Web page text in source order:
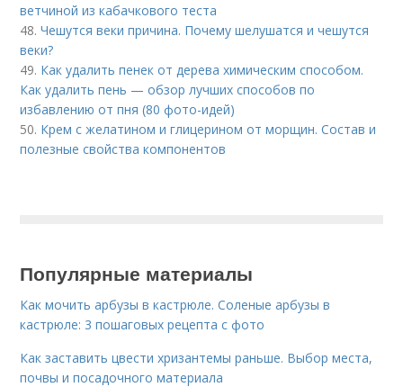
ветчиной из кабачкового теста
48.Чешутся веки причина. Почему шелушатся и чешутся
веки?
49. Как удалить пенек от дерева химическим способом.
Как удалить пень — обзор лучших способов по
избавлению от пня (80 фото-идей)
50. Крем с желатином и глицерином от морщин. Состав и
полезные свойства компонентов
Популярные материалы
Как мочить арбузы в кастрюле. Соленые арбузы в
кастрюле: 3 пошаговых рецепта с фото
Как заставить цвести хризантемы раньше. Выбор места,
почвы и посадочного материала